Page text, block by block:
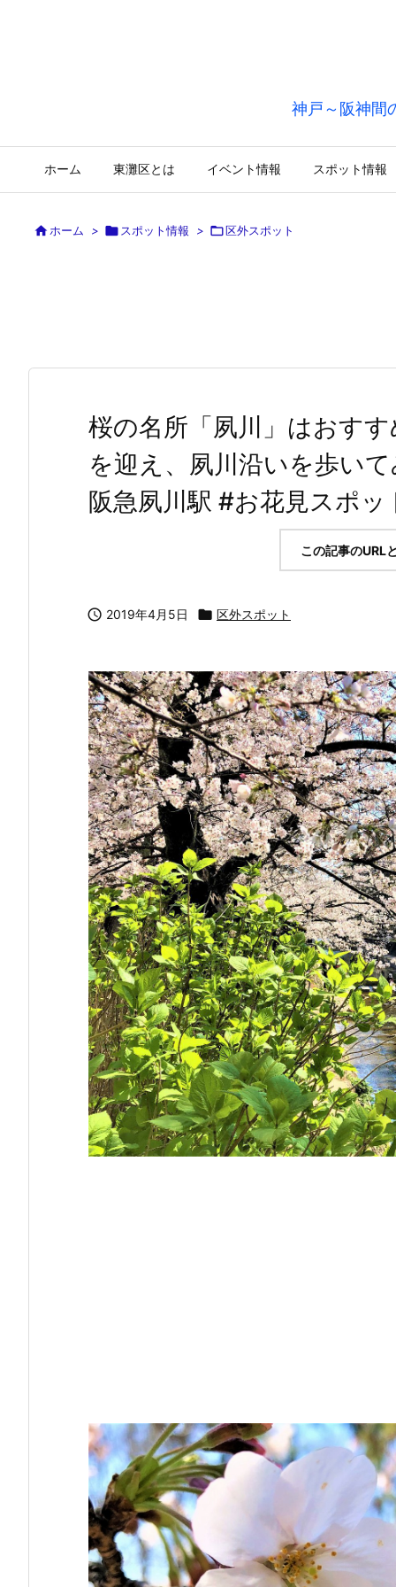
神戸～阪神間
ホーム 東灘区とは イベント情報 スポット情報
ホーム >  スポット情報 > 区外スポット
桜の名所「夙川」はおす
を迎え、夙川沿いを歩い
阪急夙川駅 #お花見スポ
この記事のURL
 2019年4月5日  区外スポット